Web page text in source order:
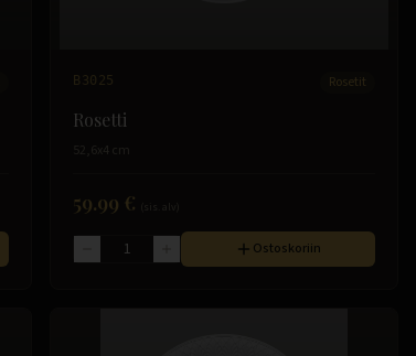
B3025 Rosetit
Rosetti
52,6x4 cm
59.99 €
Ostoskoriin